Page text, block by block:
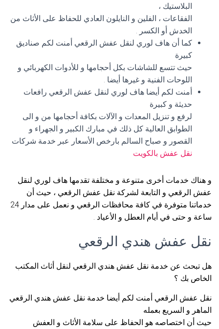
البلاستيك ،
الفقاعات ، الفلين و النايلون العادي للحفاظ على الأثاث من
الخدش أو الكسر .
كما أن هاف لوري لنقل عفش الرقعي أمنت لكم صناديق
كبيرة
حيث تتسع للشاشات بكل أحجامها و للأدوات الكهربائي و
اللوحات الفنية و غيرها أيضا .
أمنت لكم أيضا هاف لوري لنقل عفش الرقعي رافعات
حديثة و كبيرة
لرفع و تنزيل المعدات و الآلات بكافة أحجامها من و الى
الطوابق العالية كل ذلك في مبارك الكبير و الجهراء و
القصور و صباح السالم بارخص الأسعار عبر خدمة شركات
نقل عفش بالكويت
و هناك خدمات أخرى متنوعة و مختلفة تقدمها هاف لوري لنقل
عفش الرقعي و التابعة لشركة نقل عفش الرقعي ، حيث أن
خدماتنا متوفرة في كافة محافظات الرقعي و نعمل على مدار 24
ساعة و حتى في أيام العطل و الأعياد .
نقل عفش هندي الرقعي
هل تبحث عن خدمة نقل عفش هندي الرقعي لنقل أثاث المكتب
الخاص بك ؟
نقل عفش الرقعي أمنت لكم أيضا خدمة نقل عفش هندي الرقعي
الماهر و السريع بعمله
حيث أن اختصاصه هو الحفاظ على سلامة الأثاث و العفش